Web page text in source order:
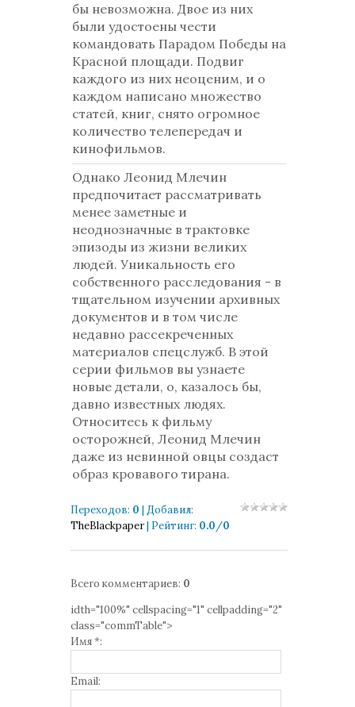
бы невозможна. Двое из них
были удостоены чести
командовать Парадом Победы на
Красной площади. Подвиг
каждого из них неоценим, и о
каждом написано множество
статей, книг, снято огромное
количество телепередач и
кинофильмов.
Однако Леонид Млечин
предпочитает рассматривать
менее заметные и
неоднозначные в трактовке
эпизоды из жизни великих
людей. Уникальность его
собственного расследования - в
тщательном изучении архивных
документов и в том числе
недавно рассекреченных
материалов спецслужб. В этой
серии фильмов вы узнаете
новые детали, о, казалось бы,
давно известных людях.
Относитесь к фильму
осторожней, Леонид Млечин
даже из невинной овцы создаст
образ кровавого тирана.
Переходов: 0 | Добавил:
TheBlackpaper| Рейтинг: 0.0/0
Всего комментариев: 0
idth="100%" cellspacing="1" cellpadding="2"
class="commTable">
Имя *:
Email: